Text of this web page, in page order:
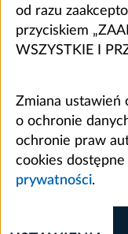
od razu
przyciskiem
WSZYSTKIE I
Zmiana ustawień
o ochronie
ochronie praw
cookies
prywatności.